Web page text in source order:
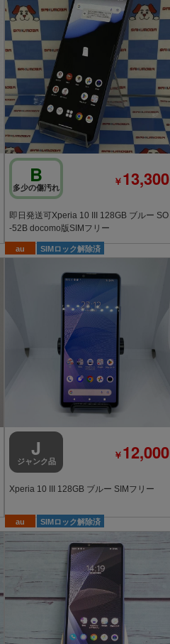
B
多少の傷汚れ ￥13,300
即日発送可Xperia 10 III 128GB ブルー SO
-52B docomo版SIMフリー
au SIMロック解除済
J
ジャンク品 ￥12,000
Xperia 10 III 128GB ブルー SIMフリー
au SIMロック解除済